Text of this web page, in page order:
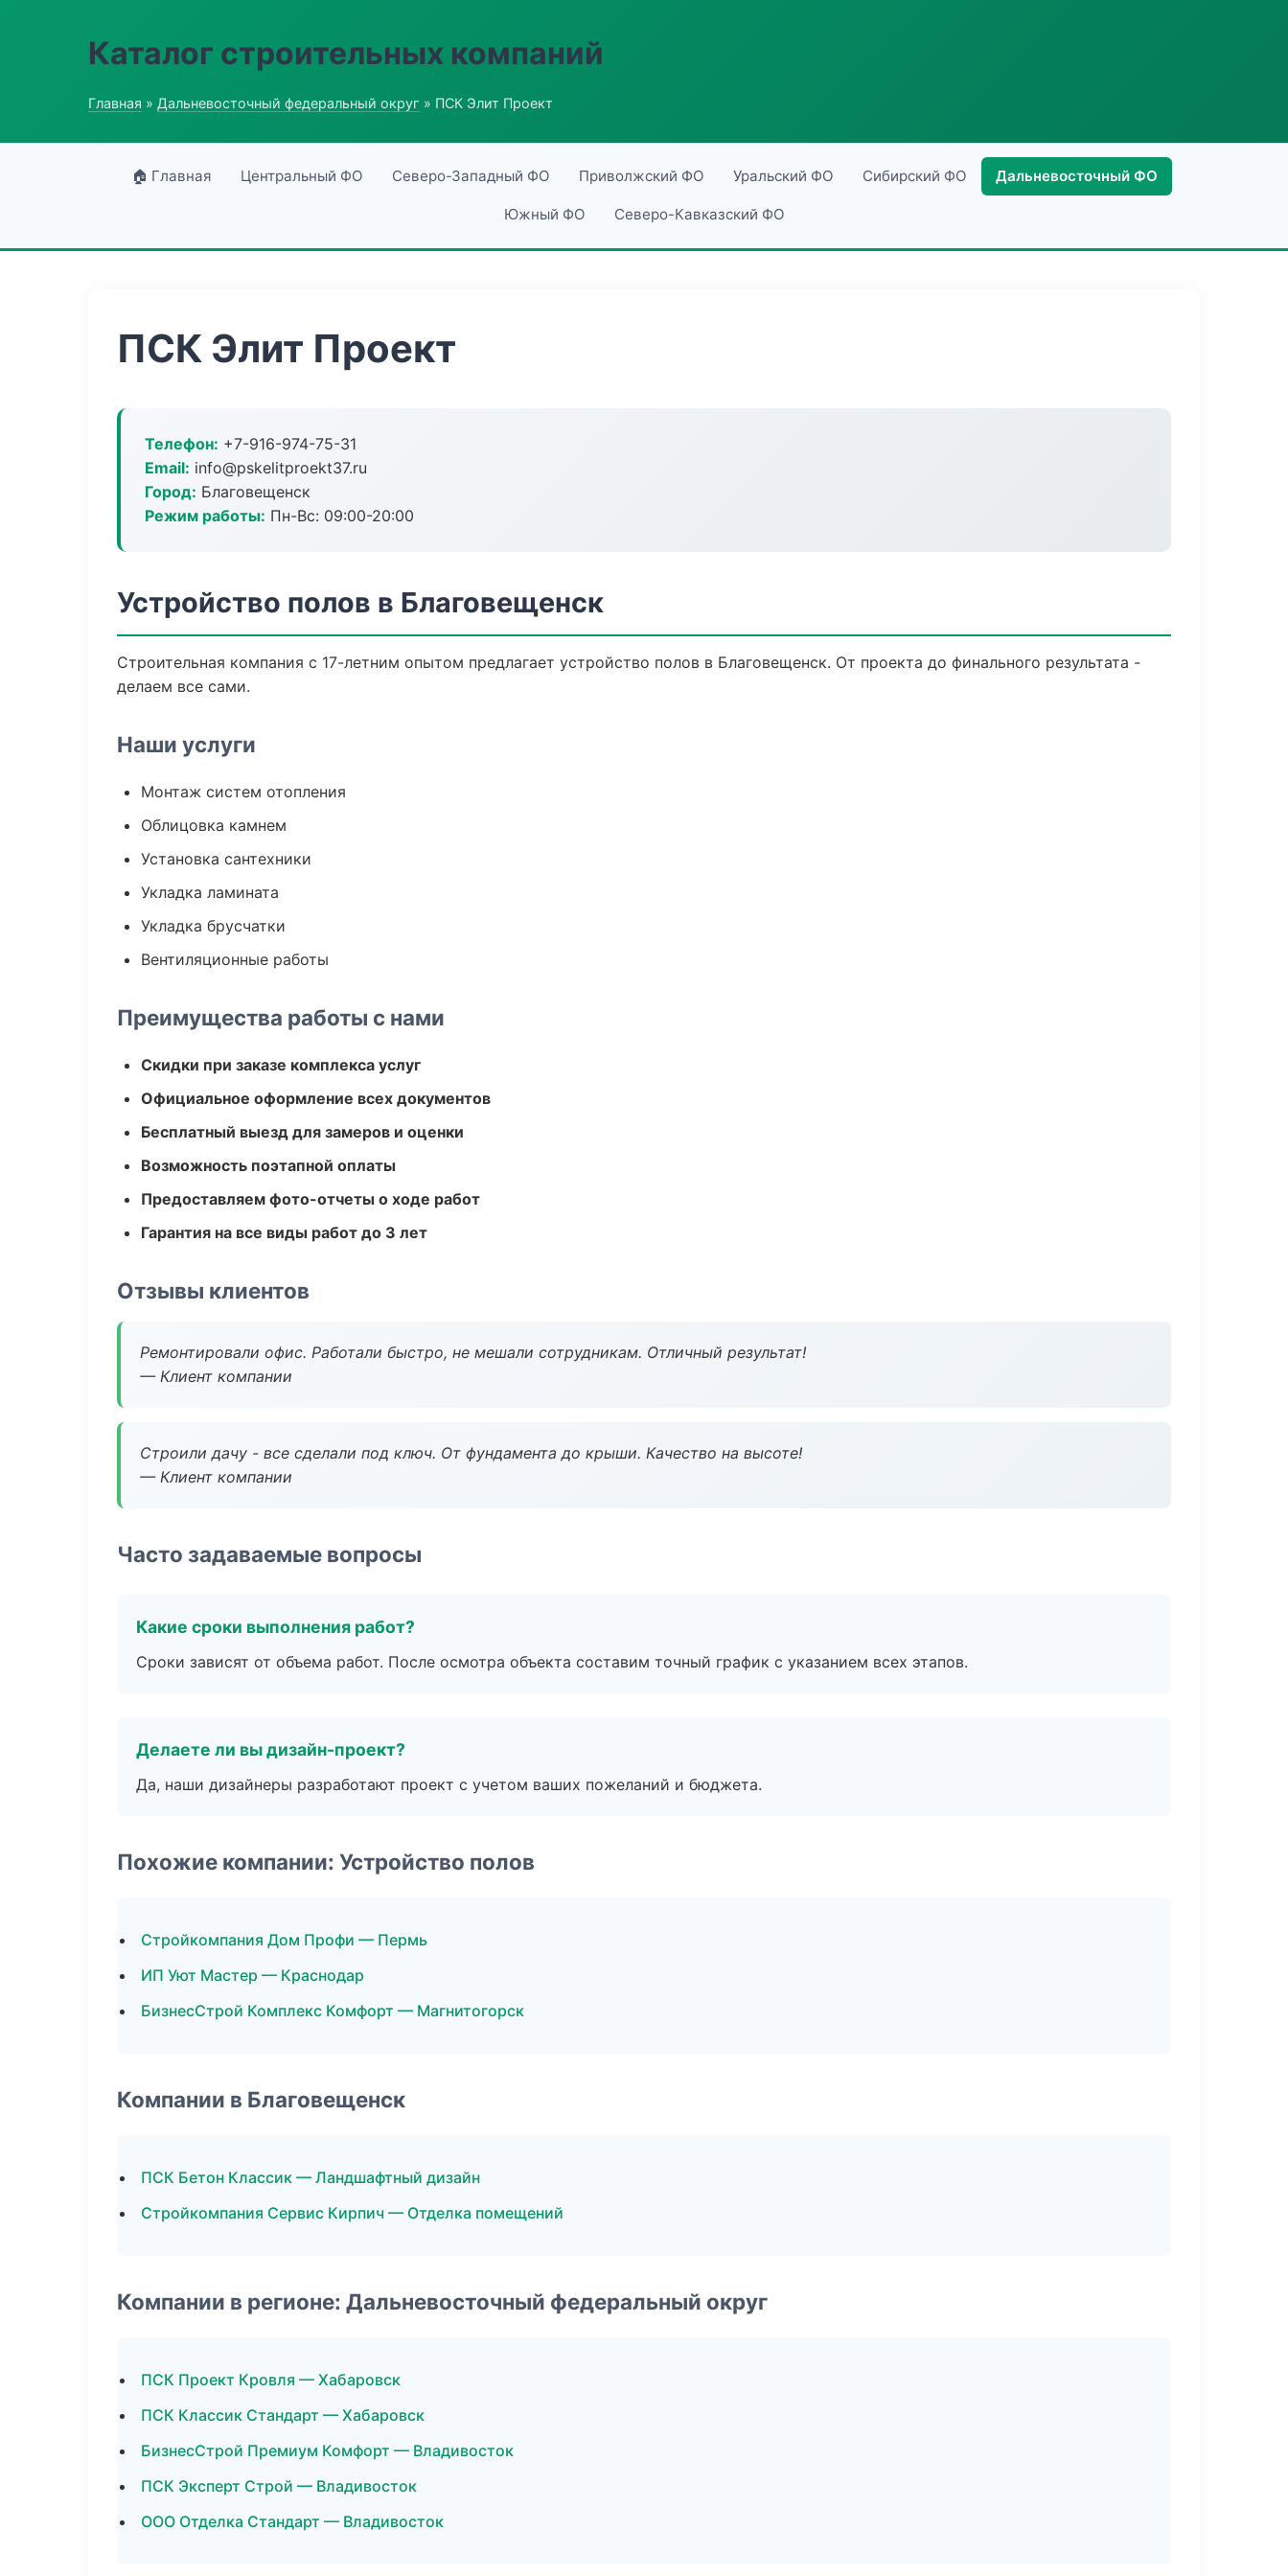
Каталог строительных компаний
Главная » Дальневосточный федеральный округ » ПСК Элит Проект
🏠 Главная Центральный ФО Северо-Западный ФО Приволжский ФО Уральский ФО Сибирский ФО Дальневосточный ФО
Южный ФО Северо-Кавказский ФО
ПСК Элит Проект
Телефон: +7-916-974-75-31
Email: info@pskelitproekt37.ru
Город: Благовещенск
Режим работы: Пн-Вс: 09:00-20:00
Устройство полов в Благовещенск
Строительная компания с 17-летним опытом предлагает устройство полов в Благовещенск. От проекта до финального результата -
делаем все сами.
Наши услуги
Монтаж систем отопления
Облицовка камнем
Установка сантехники
Укладка ламината
Укладка брусчатки
Вентиляционные работы
Преимущества работы с нами
Скидки при заказе комплекса услуг
Официальное оформление всех документов
Бесплатный выезд для замеров и оценки
Возможность поэтапной оплаты
Предоставляем фото-отчеты о ходе работ
Гарантия на все виды работ до 3 лет
Отзывы клиентов
Ремонтировали офис. Работали быстро, не мешали сотрудникам. Отличный результат!
— Клиент компании
Строили дачу - все сделали под ключ. От фундамента до крыши. Качество на высоте!
— Клиент компании
Часто задаваемые вопросы
Какие сроки выполнения работ?
Сроки зависят от объема работ. После осмотра объекта составим точный график с указанием всех этапов.
Делаете ли вы дизайн-проект?
Да, наши дизайнеры разработают проект с учетом ваших пожеланий и бюджета.
Похожие компании: Устройство полов
Стройкомпания Дом Профи — Пермь
ИП Уют Мастер — Краснодар
БизнесСтрой Комплекс Комфорт — Магнитогорск
Компании в Благовещенск
ПСК Бетон Классик — Ландшафтный дизайн
Стройкомпания Сервис Кирпич — Отделка помещений
Компании в регионе: Дальневосточный федеральный округ
ПСК Проект Кровля — Хабаровск
ПСК Классик Стандарт — Хабаровск
БизнесСтрой Премиум Комфорт — Владивосток
ПСК Эксперт Строй — Владивосток
ООО Отделка Стандарт — Владивосток